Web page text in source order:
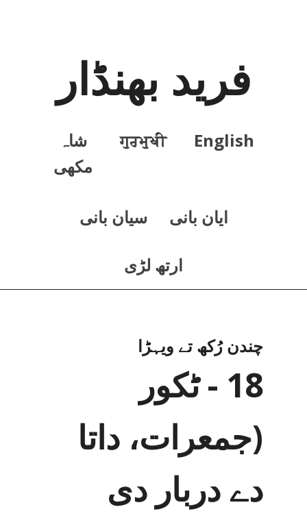
فرید بھنڈار
English
ਗੁਰਮੁਖੀ
شاہ
مکھی
ايان بانی سيان بانی
ارتھ لڑی
چندن رُکھ تے ویہڑا
18 - ٹکور
(جمعرات، داتا
دے دربار دی